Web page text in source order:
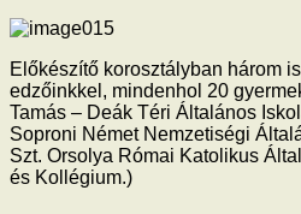
Előkészítő korosztályban három
edzőinkkel, mindenhol 20
Tamás – Deák Téri Általános
Soproni Német Nemzetiségi
Szt. Orsolya Római Katolikus
és Kollégium.)